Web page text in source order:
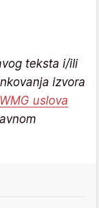
teksta i/ili
izvora
WMG uslova